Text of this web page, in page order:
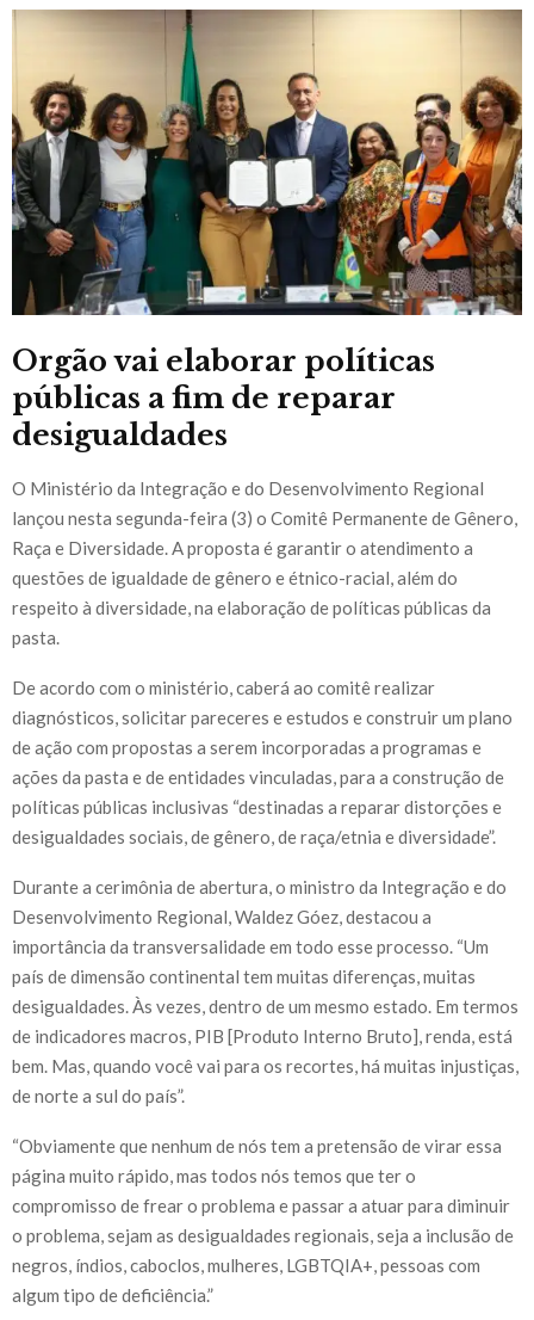
Orgão vai elaborar políticas
públicas a fim de reparar
desigualdades
O Ministério da Integração e do Desenvolvimento Regional
lançou nesta segunda-feira (3) o Comitê Permanente de Gênero,
Raça e Diversidade. A proposta é garantir o atendimento a
questões de igualdade de gênero e étnico-racial, além do
respeito à diversidade, na elaboração de políticas públicas da
pasta.
De acordo com o ministério, caberá ao comitê realizar
diagnósticos, solicitar pareceres e estudos e construir um plano
de ação com propostas a serem incorporadas a programas e
ações da pasta e de entidades vinculadas, para a construção de
políticas públicas inclusivas “destinadas a reparar distorções e
desigualdades sociais, de gênero, de raça/etnia e diversidade”.
Durante a cerimônia de abertura, o ministro da Integração e do
Desenvolvimento Regional, Waldez Góez, destacou a
importância da transversalidade em todo esse processo. “Um
país de dimensão continental tem muitas diferenças, muitas
desigualdades. Às vezes, dentro de um mesmo estado. Em termos
de indicadores macros, PIB [Produto Interno Bruto], renda, está
bem. Mas, quando você vai para os recortes, há muitas injustiças,
de norte a sul do país”.
“Obviamente que nenhum de nós tem a pretensão de virar essa
página muito rápido, mas todos nós temos que ter o
compromisso de frear o problema e passar a atuar para diminuir
o problema, sejam as desigualdades regionais, seja a inclusão de
negros, índios, caboclos, mulheres, LGBTQIA+, pessoas com
algum tipo de deficiência.”